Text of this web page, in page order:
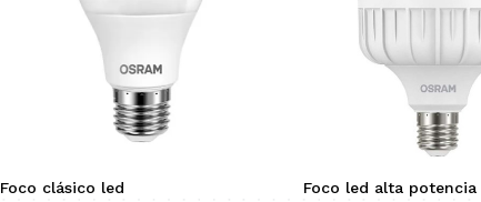
Foco clásico led Foco led alta potencia